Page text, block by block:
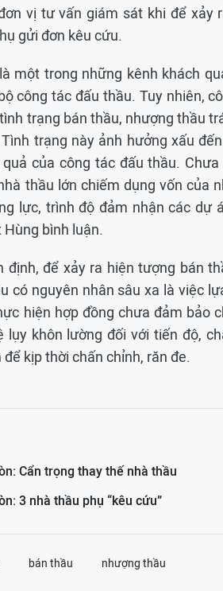
vị tư vấn giám sát khi để xảy
gửi đơn kêu cứu.
một trong những kênh khách
công tác đấu thầu. Tuy nhiên,
trạng bán thầu, nhượng thầu
trạng này ảnh hưởng xấu
của công tác đấu thầu.
thầu lớn chiếm dụng vốn của
lực, trình độ đảm nhận các dự
Hùng bình luận.
định, để xảy ra hiện tượng bán
có nguyên nhân sâu xa là việc
hiện hợp đồng chưa đảm bảo
khôn lường đối với tiến độ,
kịp thời chấn chỉnh, răn đe.
Cẩn trọng thay thế nhà thầu
3 nhà thầu phụ “kêu cứu”
bán thầu nhượng thầu